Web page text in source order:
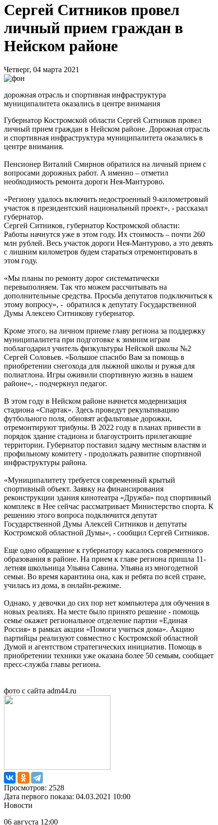
Сергей Ситников провел
личный прием граждан в
Нейском районе
Четверг, 04 марта 2021
дорожная отрасль и спортивная инфраструктура
муниципалитета оказались в центре внимания
Губернатор Костромской области Сергей Ситников провел
личный прием граждан в Нейском районе. Дорожная отрасль
и спортивная инфраструктура муниципалитета оказались в
центре внимания.
Пенсионер Виталий Смирнов обратился на личный прием с
вопросами дорожных работ. А именно – отметил
необходимость ремонта дороги Нея-Мантурово.
«Региону удалось включить недостроенный 9-километровый
участок в президентский национальный проект», - рассказал
губернатор.
Сергей Ситников, губернатор Костромской области:
Работы начнутся уже в этом году. Их стоимость – почти 260
млн рублей. Весь участок дороги Нея-Мантурово, а это девять
с лишним километров будем стараться отремонтировать в
этом году.
«Мы планы по ремонту дорог систематически
перевыполняем. Так что можем рассчитывать на
дополнительные средства. Просьба депутатов подключиться к
этому вопросу», - обратился к депутату Государственной
Думы Алексею Ситникову губернатор.
Кроме этого, на личном приеме главу региона за поддержку
муниципалитета при подготовке к зимним играм
поблагодарил учитель физкультуры Нейской школы №2
Сергей Соловьев. «Большое спасибо Вам за помощь в
приобретении снегохода для лыжной школы и ружья для
полиатлона. Игры оживили спортивную жизнь в нашем
районе», - подчеркнул педагог.
В этом году в Нейском районе начнется модернизация
стадиона «Спартак». Здесь проведут рекультивацию
футбольного поля, обновят асфальтовые дорожки,
отремонтируют трибуны. В 2022 году в планах привести в
порядок здание стадиона и благоустроить прилегающие
территории. Губернатор поставил задачу местным властям и
профильному комитету - продолжать развитие спортивной
инфраструктуры района.
«Муниципалитету требуется современный крытый
спортивный объект. Заявку на финансирования
реконструкции здания кинотеатра «Дружба» под спортивный
комплекс в Нее сейчас рассматривает Министерство спорта. К
решению этого вопроса подключится депутат
Государственной Думы Алексей Ситников и депутаты
Костромской областной Думы», - сообщил Сергей Ситников.
Еще одно обращение к губернатору касалось современного
образования в районе. На прием к главе региона пришла 11-
летняя школьница Ульяна Савина. Ульяна из многодетной
семьи. Во время карантина она, как и ребята по всей стране,
училась из дома, в онлайн-режиме.
Однако, у девочки до сих пор нет компьютера для обучения в
новых реалиях. На месте было принято решение - помощь
семье окажет региональное отделение партии «Единая
Россия» в рамках акции «Помоги учиться дома». Акцию
партийцы реализуют совместно с Костромской областной
Думой и агентством стратегических инициатив. Помощь в
приобретении техники уже оказана более 50 семьям, сообщает
пресс-служба главы региона.
фото с сайта adm44.ru
Просмотров: 2528
Дата первого показа: 04.03.2021 10:00
Новости
06 августа 12:00